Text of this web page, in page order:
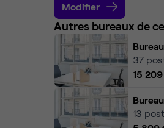
Modifier
Autres bureaux de
37
15
13